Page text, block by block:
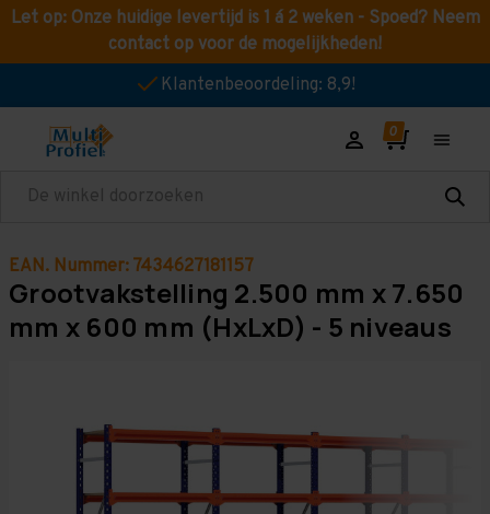
Let op: Onze huidige levertijd is 1 á 2 weken - Spoed? Neem
contact op voor de mogelijkheden!
Klantenbeoordeling: 8,9!
Zoeken
EAN. Nummer: 7434627181157
Grootvakstelling 2.500 mm x 7.650
mm x 600 mm (HxLxD) - 5 niveaus